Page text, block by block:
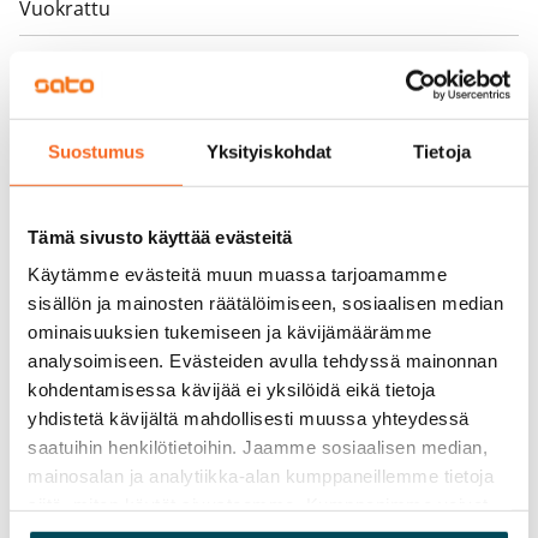
Suostumus Yksityiskohdat Tietoja
Tämä sivusto käyttää evästeitä
Käytämme evästeitä muun muassa tarjoamamme
sisällön ja mainosten räätälöimiseen, sosiaalisen median
ominaisuuksien tukemiseen ja kävijämäärämme
analysoimiseen. Evästeiden avulla tehdyssä mainonnan
kohdentamisessa kävijää ei yksilöidä eikä tietoja
yhdistetä kävijältä mahdollisesti muussa yhteydessä
saatuihin henkilötietoihin. Jaamme sosiaalisen median,
mainosalan ja analytiikka-alan kumppaneillemme tietoja
yhdistää näitä tietoja muihin tietoihin, joita olet antanut
Vuokrattu
Ei
Vuokra
Vuokravakuus
Kotivakuutus
Pakollinen, ei sisälly vuokraan
Vesimaksu
Kulutuksen mukaan
Sähkömaksu
Vuokralainen solmii itse sähkösopimuksen.
Laajakaista